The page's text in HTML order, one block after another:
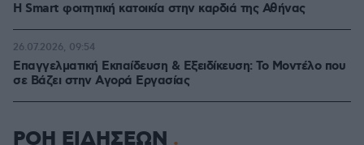
Η Smart φοιτητική κατοικία στην καρδιά της Αθήνας
Επαγγελματική Εκπαίδευση & Εξειδίκευση: Το Mοντέλο που
σε Bάζει στην Aγορά Eργασίας
26.07.2026, 09:54
ΡΟΗ ΕΙΔΗΣΕΩΝ